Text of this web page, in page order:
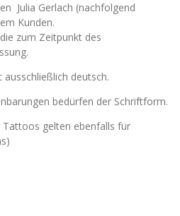
Julia Gerlach (nachfolgend
Kunden.
zum Zeitpunkt des
deutsch.
bedürfen der Schriftform.
Tattoos gelten ebenfalls für